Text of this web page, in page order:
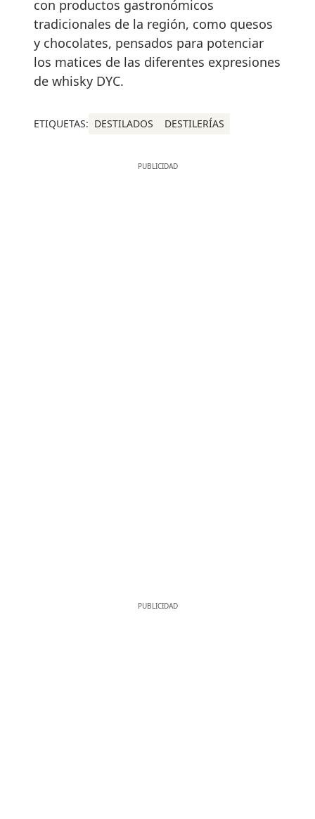
con productos gastronómicos
tradicionales de la región, como quesos
y chocolates, pensados para potenciar
los matices de las diferentes expresiones
de whisky DYC.
ETIQUETAS: DESTILADOS DESTILERÍAS